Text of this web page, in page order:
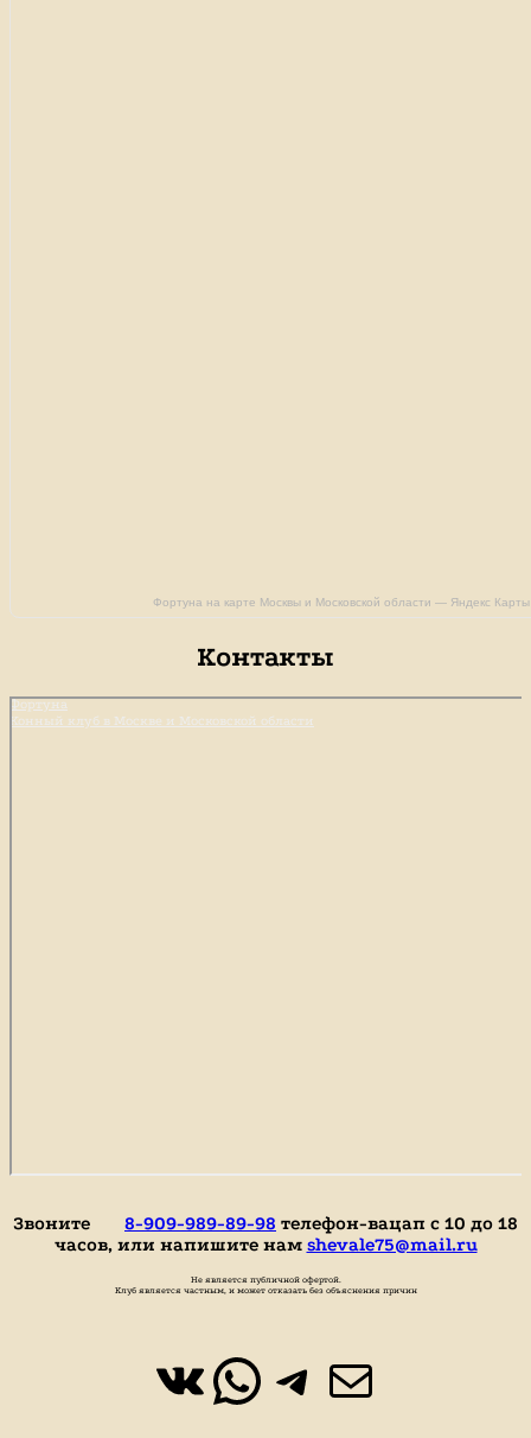
Фортуна на карте Москвы и Московской области — Яндекс Карты
Контакты
Фортуна
Конный клуб в Москве и Московской области
Звоните 8-909-989-89-98 телефон-вацап с 10 до 18
часов, или напишите нам shevale75@mail.ru
Не является публичной офертой.
Клуб является частным, и может отказать без объяснения причин
ВКонтакте
WhatsApp
https://
Почта